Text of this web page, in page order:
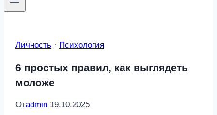
Личность · Психология
6 простых правил, как выглядеть
моложе
Отadmin 19.10.2025